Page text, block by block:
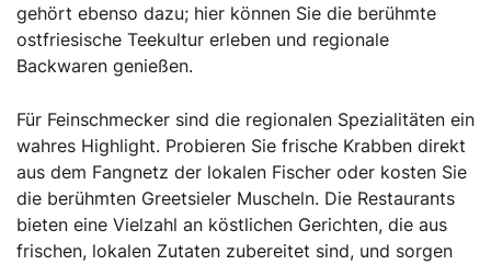
gehört ebenso dazu; hier können Sie die berühmte
ostfriesische Teekultur erleben und regionale
Backwaren genießen.
Für Feinschmecker sind die regionalen Spezialitäten ein
wahres Highlight. Probieren Sie frische Krabben direkt
aus dem Fangnetz der lokalen Fischer oder kosten Sie
die berühmten Greetsieler Muscheln. Die Restaurants
bieten eine Vielzahl an köstlichen Gerichten, die aus
frischen, lokalen Zutaten zubereitet sind, und sorgen